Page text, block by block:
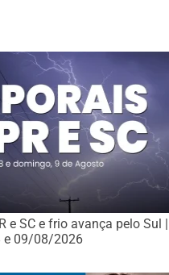
e SC e frio avança pelo Sul |
e 09/08/2026